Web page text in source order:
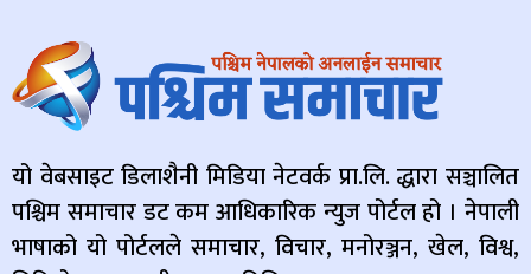
यो वेबसाइट डिलाशैनी मिडिया नेटवर्क प्रा.लि. द्धारा सञ्चालित
पश्चिम समाचार डट कम आधिकारिक न्युज पोर्टल हो । नेपाली
भाषाको यो पोर्टलले समाचार, विचार, मनोरञ्जन, खेल, विश्व,